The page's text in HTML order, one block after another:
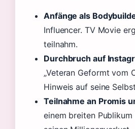
Anfänge als
Influencer. TV Movie
teilnahm.
Durchbruch auf
„Veteran Geformt
Hinweis auf seine
Teilnahme an Promis
einem breiten